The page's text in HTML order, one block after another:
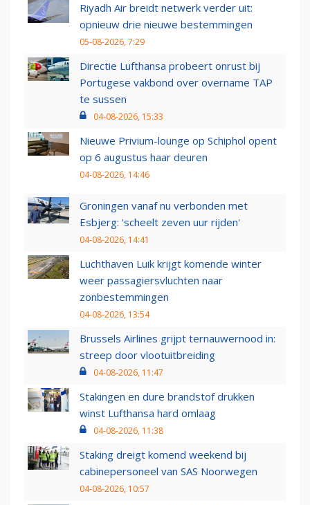
Riyadh Air breidt netwerk verder uit:
opnieuw drie nieuwe bestemmingen
05-08-2026, 7:29
Directie Lufthansa probeert onrust bij
Portugese vakbond over overname TAP
te sussen
04-08-2026, 15:33
Nieuwe Privium-lounge op Schiphol opent
op 6 augustus haar deuren
04-08-2026, 14:46
Groningen vanaf nu verbonden met
Esbjerg: 'scheelt zeven uur rijden'
04-08-2026, 14:41
Luchthaven Luik krijgt komende winter
weer passagiersvluchten naar
zonbestemmingen
04-08-2026, 13:54
Brussels Airlines grijpt ternauwernood in:
streep door vlootuitbreiding
04-08-2026, 11:47
Stakingen en dure brandstof drukken
winst Lufthansa hard omlaag
04-08-2026, 11:38
Staking dreigt komend weekend bij
cabinepersoneel van SAS Noorwegen
04-08-2026, 10:57